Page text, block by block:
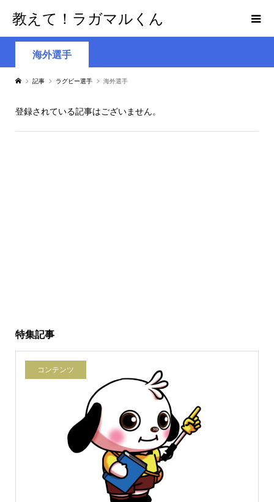
教えて！ラガマルくん
海外選手
記事 ラグビー選手 海外選手
登録されている記事はございません。
特集記事
コンテンツ